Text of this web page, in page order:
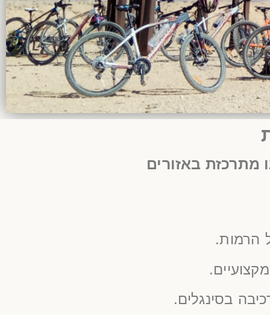
מתרכזת באזורים
הרמות.
בסינגלים.